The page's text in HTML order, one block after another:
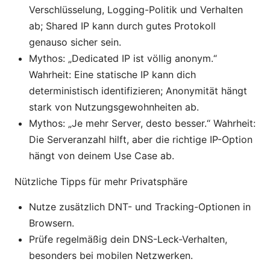
Verschlüsselung, Logging-Politik und Verhalten
ab; Shared IP kann durch gutes Protokoll
genauso sicher sein.
Mythos: „Dedicated IP ist völlig anonym.“
Wahrheit: Eine statische IP kann dich
deterministisch identifizieren; Anonymität hängt
stark von Nutzungsgewohnheiten ab.
Mythos: „Je mehr Server, desto besser.“ Wahrheit:
Die Serveranzahl hilft, aber die richtige IP-Option
hängt von deinem Use Case ab.
Nützliche Tipps für mehr Privatsphäre
Nutze zusätzlich DNT- und Tracking-Optionen in
Browsern.
Prüfe regelmäßig dein DNS-Leck-Verhalten,
besonders bei mobilen Netzwerken.